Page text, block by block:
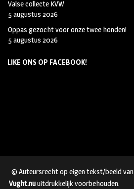
Valse collecte KVW
5 augustus 2026
Oppas gezocht voor onze twee honden!
5 augustus 2026
LIKE ONS OP FACEBOOK!
© Auteursrecht op eigen tekst/beeld van
Vught.nuuitdrukkelijk voorbehouden.